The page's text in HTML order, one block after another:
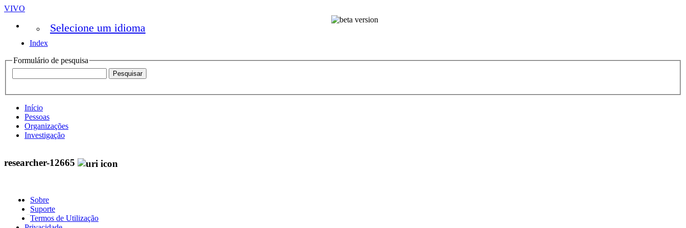
VIVO
Selecione um idioma
Index
Formulário de pesquisa
Início
Pessoas
Organizações
Investigação
researcher-12665
Sobre
Suporte
Termos de Utilização